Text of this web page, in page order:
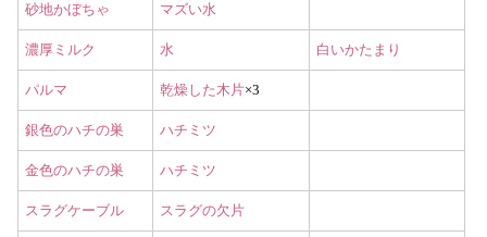
砂地かぼちゃ マズい水
濃厚ミルク 水 白いかたまり
パルマ 乾燥した木片×3
銀色のハチの巣 ハチミツ
金色のハチの巣 ハチミツ
スラグケーブル スラグの欠片